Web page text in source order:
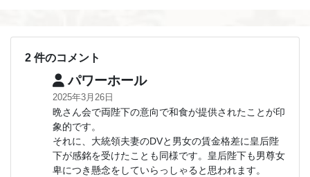
2 件のコメント
パワーホール
2025年3月26日
晩さん会で両陛下の意向で和食が提供されたことが印
象的です。
それに、大統領夫妻のDVと男女の賃金格差に皇后陛
下が感銘を受けたことも同様です。皇后陛下も男尊女
卑につき懸念をしていらっしゃると思われます。